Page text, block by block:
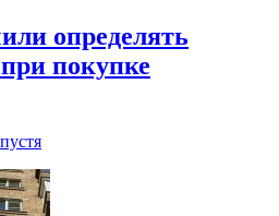
определять
покупке